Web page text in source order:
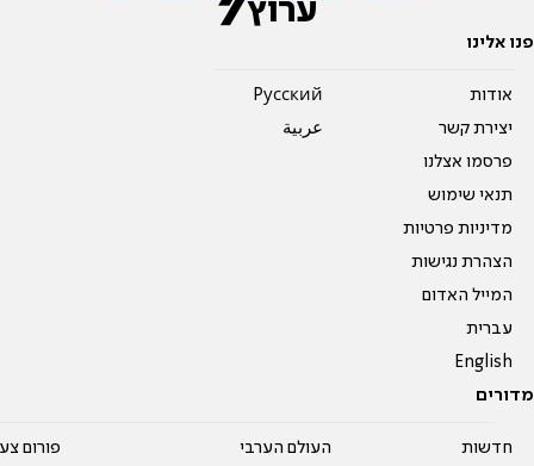
פנו אלינו
אודות
יצירת קשר
פרסמו אצלנו
תנאי שימוש
מדיניות פרטיות
הצהרת נגישות
המייל האדום
עברית
English
Pусский
عربية
מדורים
חדשות העולם הערבי פורום